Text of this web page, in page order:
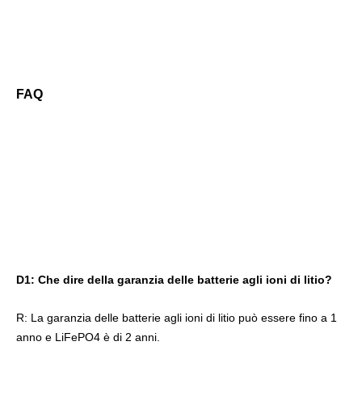
FAQ
D1: Che dire della garanzia delle batterie agli ioni di litio?
R: La garanzia delle batterie agli ioni di litio può essere fino a 1
anno e LiFePO4 è di 2 anni.